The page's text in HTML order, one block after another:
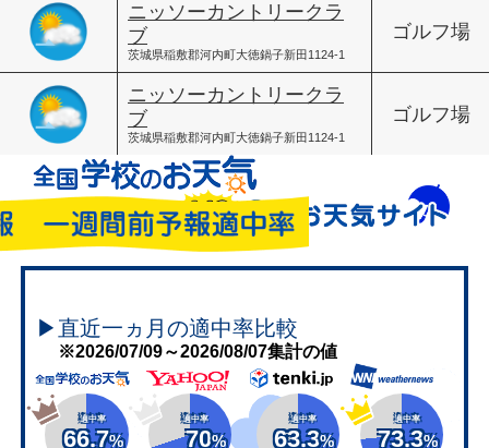
ニッソーカントリークラ
ブ
茨城県稲敷郡河内町大徳鍋子新田1124-1
ゴルフ場
ニッソーカントリークラ
ブ
茨城県稲敷郡河内町大徳鍋子新田1124-1
ゴルフ場
▶直近一ヵ月の適中率比較
※2026/07/09～2026/08/07集計の値
適中率
66.7%
適中率
70%
適中率
63.3%
適中率
73.3%